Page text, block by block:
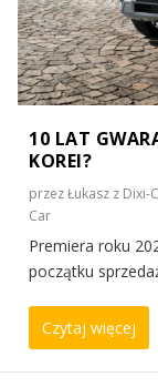
10 LAT
KOREI?
przezŁukasz z Dixi-
Car
Premiera roku
początku
Czytaj więcej